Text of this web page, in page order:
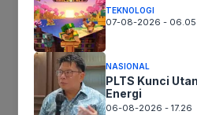
Terima Kasih
Tags:
TEKNOLOGI
07-08-2026 - 06.05
NASIONAL
PLTS Kunci
Energi
06-08-2026 - 17.26